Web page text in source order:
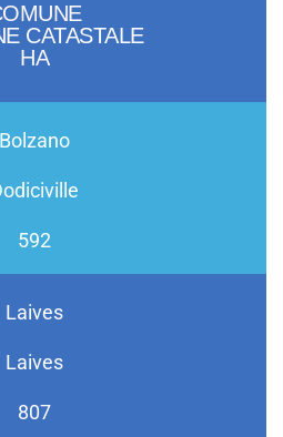
CATASTALE
HA
Bolzano
592
Laives
Laives
807